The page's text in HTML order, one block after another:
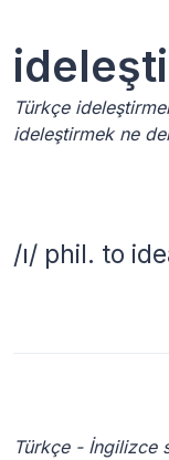
Türkçe
ideleştirmek ne
/ı/ phil. to
Türkçe - İngilizce